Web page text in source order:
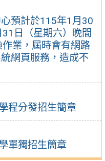
預計於115年1月30
日（星期六）晚間
業，屆時會有網路
網頁服務，造成不
程分發招生簡章
單獨招生簡章